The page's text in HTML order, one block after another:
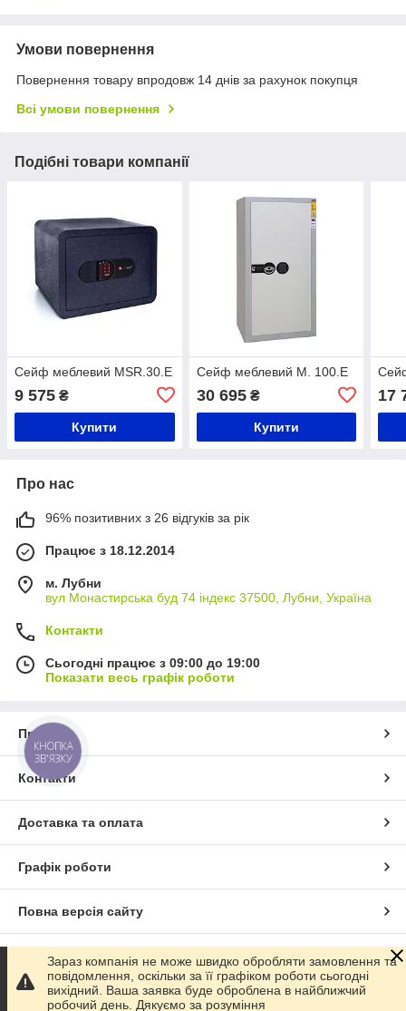
Умови повернення
Повернення товару впродовж 14 днів за рахунок покупця
Всі умови повернення
Подібні товари компанії
Сейф меблевий MSR.30.Е
9 575 ₴
Купити
Сейф меблевий М. 100.Е
30 695₴
Купити
17
Про нас
96% позитивних з 26 відгуків за рік
Працює з 18.12.2014
м. Лубни
вул Монастирська буд 74 індекс 37500, Лубни, Україна
Контакти
Сьогодні працює з 09:00 до 19:00
Показати весь графік роботи
Про нас
Контакти
Доставка та оплата
Графік роботи
Повна версія сайту
Сайт створено на маркетплейсі Prom.ua
Політика конфіденційності
Зараз компанія не може швидко обробляти замовлення та
повідомлення, оскільки за її графіком роботи сьогодні
вихідний. Ваша заявка буде оброблена в найближчий
робочий день. Дякуємо за розуміння
КНОПКА
ЗВ'ЯЗКУ